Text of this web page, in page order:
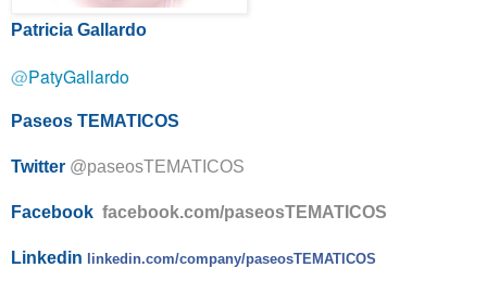
Patricia Gallardo
@PatyGallardo
Paseos TEMATICOS
Twitter @paseosTEMATICOS
Facebook facebook.com/paseosTEMATICOS
Linkedin linkedin.com/company/paseosTEMATICOS